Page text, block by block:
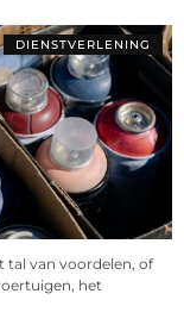
DIENSTVERLENING
tal van voordelen, of
het